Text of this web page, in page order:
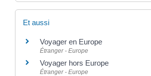
Et aussi
Voyager en Europe
Étranger - Europe
Voyager hors Europe
Étranger - Europe